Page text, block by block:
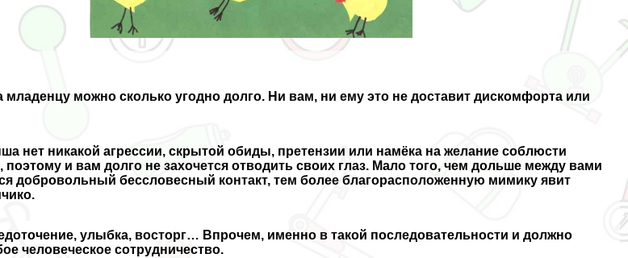
младенцу можно сколько угодно долго. Ни вам, ни ему это не доставит дискомфорта или
нет никакой агрессии, скрытой обиды, претензии или намёка на желание соблюсти
и вам долго не захочется отводить своих глаз. Мало того, чем дольше между вами
добровольный бессловесный контакт, тем более благорасположенную мимику явит
улыбка, восторг… Впрочем, именно в такой последовательности и должно
человеческое сотрудничество.